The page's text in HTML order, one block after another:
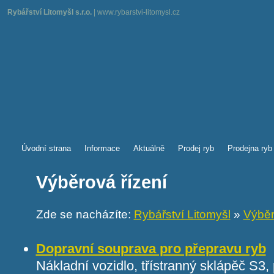
Rybářství Litomyšl s.r.o.| www.rybarstvi-litomysl.cz
Úvodní strana Informace Aktuálně Prodej ryb Prodejna ryb
Výběrová řízení
Zde se nacházíte: Rybářství Litomyšl »
Dopravní souprava pro přepravu ryb
Nákladní vozidlo, třístranný sklápěč